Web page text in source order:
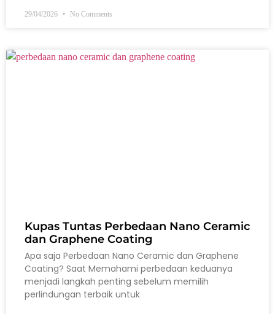
29/04/2026 No Comments
Kupas Tuntas Perbedaan Nano Ceramic
dan Graphene Coating
Apa saja Perbedaan Nano Ceramic dan Graphene
Coating? Saat Memahami perbedaan keduanya
menjadi langkah penting sebelum memilih
perlindungan terbaik untuk